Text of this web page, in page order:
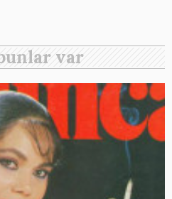
var